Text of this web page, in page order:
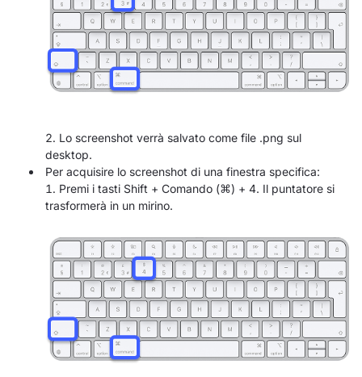
Lo screenshot verrà salvato come file .png sul
desktop.
Per acquisire lo screenshot di una finestra specifica:
Premi i tasti Shift + Comando (⌘) + 4. Il puntatore si
trasformerà in un mirino.